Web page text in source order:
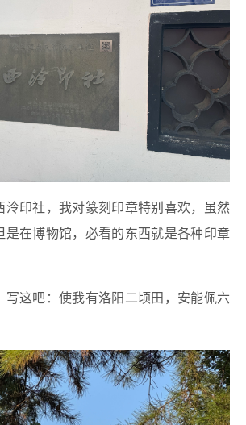
泠印社，我对篆刻印章特别喜欢，虽然
是在博物馆，必看的东西就是各种印章
写这吧：使我有洛阳二顷田，安能佩六